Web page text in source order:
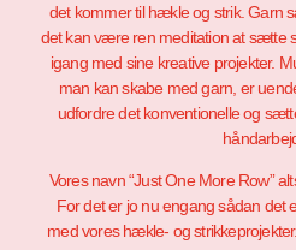
det kommer til hækle og strik. Garn
det kan være ren meditation at sætte
igang med sine kreative projekter.
man kan skabe med garn, er
udfordre det konventionelle og
Vores navn “Just One More Row”
For det er jo nu engang sådan det
med vores hækle- og